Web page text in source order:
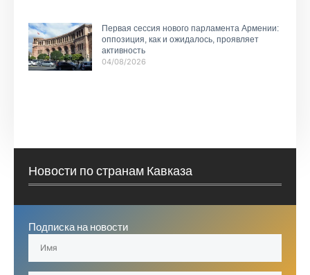
Первая сессия нового парламента Армении:
оппозиция, как и ожидалось, проявляет
активность
04/08/2026
Новости по странам Кавказа
Подписка на новости